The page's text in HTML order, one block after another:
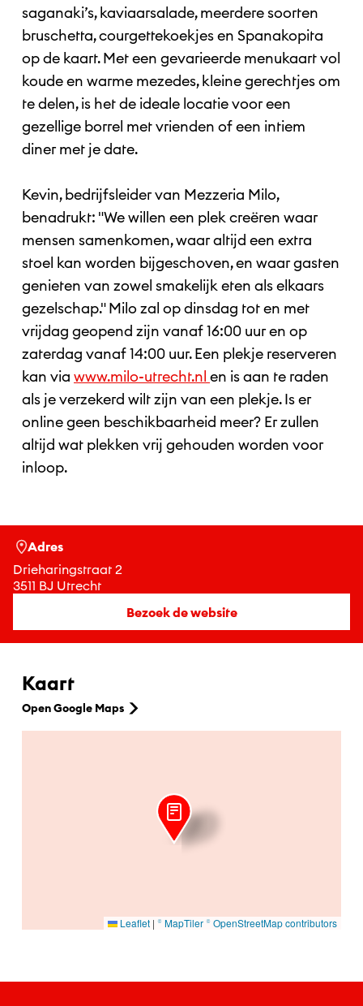
saganaki’s, kaviaarsalade, meerdere soorten
bruschetta, courgettekoekjes en Spanakopita
op de kaart. Met een gevarieerde menukaart vol
koude en warme mezedes, kleine gerechtjes om
te delen, is het de ideale locatie voor een
gezellige borrel met vrienden of een intiem
diner met je date.
Kevin, bedrijfsleider van Mezzeria Milo,
benadrukt: "We willen een plek creëren waar
mensen samenkomen, waar altijd een extra
stoel kan worden bijgeschoven, en waar gasten
genieten van zowel smakelijk eten als elkaars
gezelschap." Milo zal op dinsdag tot en met
vrijdag geopend zijn vanaf 16:00 uur en op
zaterdag vanaf 14:00 uur. Een plekje reserveren
kan via www.milo-utrecht.nl en is aan te raden
als je verzekerd wilt zijn van een plekje. Is er
online geen beschikbaarheid meer? Er zullen
altijd wat plekken vrij gehouden worden voor
inloop.
Adres
Drieharingstraat 2
3511 BJ Utrecht
Bezoek de website
Kaart
Open Google Maps
Leaflet | © MapTiler© OpenStreetMap contributors